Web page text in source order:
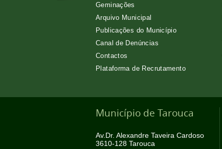
Geminações
Arquivo Municipal
Publicações do Município
Canal de Denúncias
Contactos
Plataforma de Recrutamento
Município de Tarouca
Av.Dr. Alexandre Taveira Cardoso
3610-128 Tarouca